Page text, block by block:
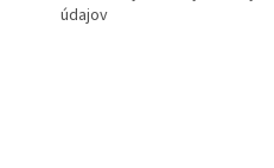
údajov